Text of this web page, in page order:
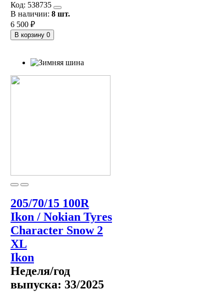
Код: 538735
В наличии: 8 шт.
6 500 ₽
В корзину 0
205/70/15 100R
Ikon / Nokian Tyres
Character Snow 2
XL
Ikon
Неделя/год
выпуска: 33/2025